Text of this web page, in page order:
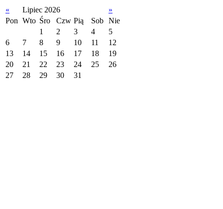
« Lipiec 2026
»
Pon Wto Śro Czw Pią Sob Nie
1
2 3 4
5
6
7 8 9 10 11
12
13
14 15 16 17 18
19
20
21 22 23 24 25
26
27
28 29 30 31